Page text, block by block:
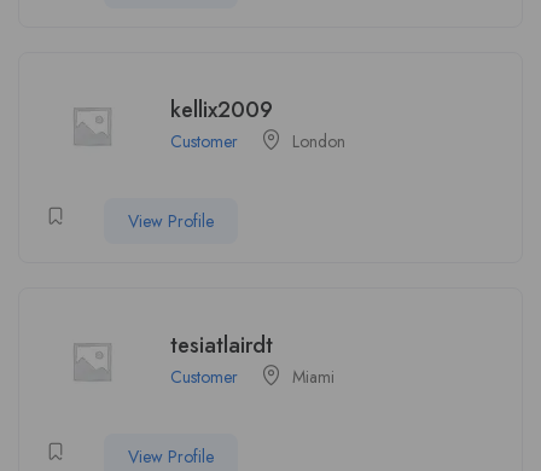
kellix2009
Customer London
View Profile
tesiatlairdt
Customer Miami
View Profile